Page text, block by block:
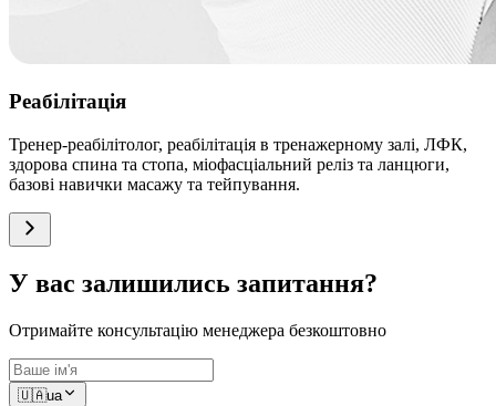
Реабілітація
Тренер-реабілітолог, реабілітація в тренажерному залі, ЛФК,
здорова спина та стопа, міофасціальний реліз та ланцюги,
базові навички масажу та тейпування.
У вас залишились запитання?
Отримайте консультацію менеджера безкоштовно
🇺🇦ua